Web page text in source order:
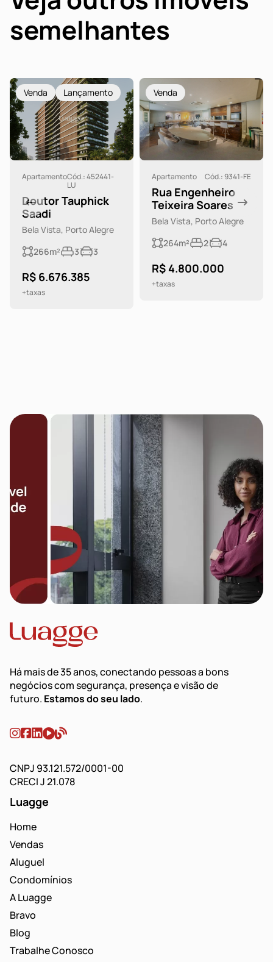
semelhantes
Venda Lançamento
ApartamentoCód.: 452441-
LU
Doutor Tauphick
Saadi
Bela Vista, Porto Alegre
266m²
3 3
R$ 6.676.385
+taxas
Venda
Apartamento Cód.: 9341-FE
Rua Engenheiro
Teixeira Soares
Bela Vista, Porto Alegre
264m²
2 4
R$ 4.800.000
+taxas
Há mais de 35 anos, conectando pessoas a bons
negócios com segurança, presença e visão de
futuro. Estamos do seu lado.
CNPJ 93.121.572/0001-00
CRECI J 21.078
Luagge
Home
Vendas
Aluguel
Condomínios
A Luagge
Bravo
Blog
Trabalhe Conosco